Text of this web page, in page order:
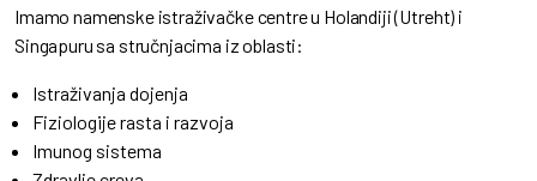
Imamo namenske istraživačke centre u Holandiji (Utreht) i
Singapuru sa stručnjacima iz oblasti:
Istraživanja dojenja
Fiziologije rasta i razvoja
Imunog sistema